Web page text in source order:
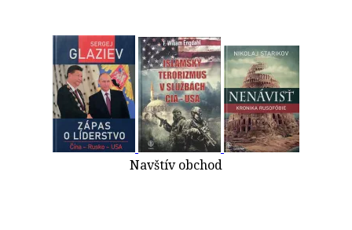
Navštív obchod